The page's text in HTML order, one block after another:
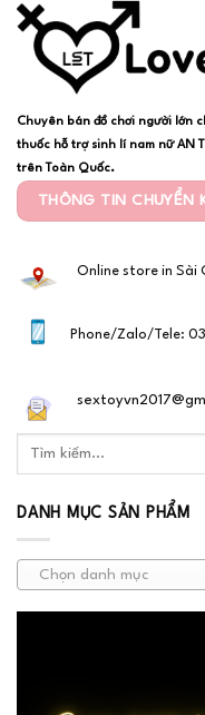
Chuyên bán đồ chơi người lớn
thuốc hỗ trợ sinh lí nam nữ AN
trên Toàn Quốc.
THÔNG TIN CHUYỂN
Online store in Sài
Phone/Zalo/Tele:
DANH MỤC SẢN PHẨM
Chọn danh mục